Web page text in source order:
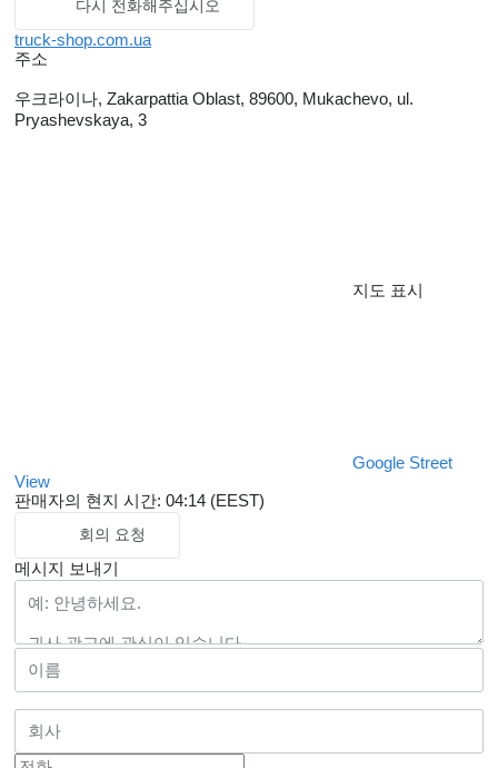
다시 전화해주십시오
truck-shop.com.ua
주소
우크라이나, Zakarpattia Oblast, 89600, Mukachevo, ul.
Pryashevskaya, 3
지도 표시
Google Street
View
판매자의 현지 시간: 04:14 (EEST)
회의 요청
메시지 보내기